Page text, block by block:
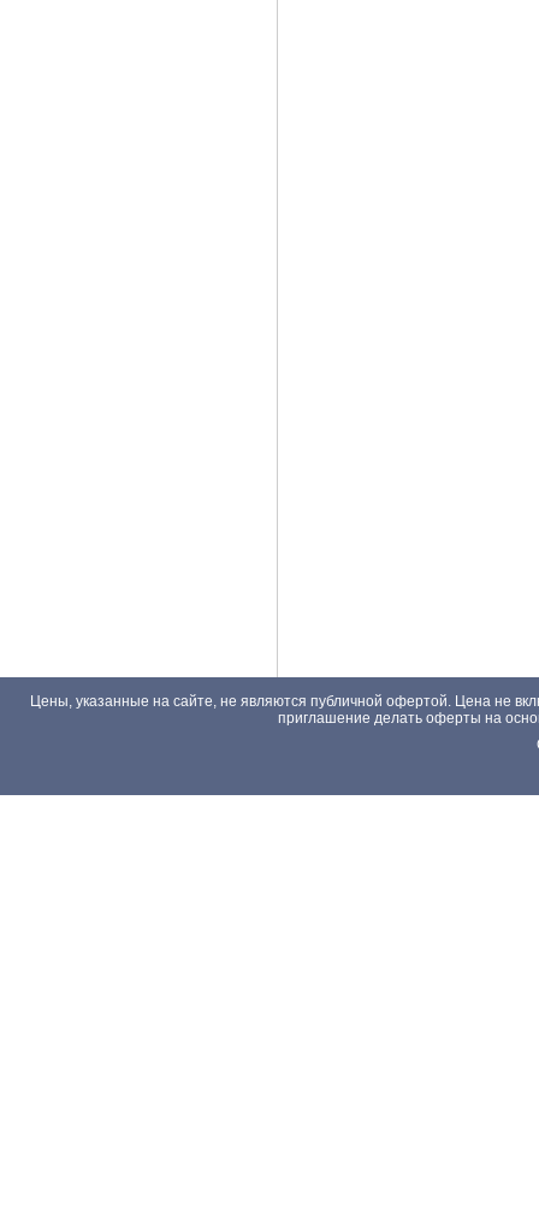
Цены, указанные на сайте, не являются публичной офертой. Цена не
приглашение делать оферты на